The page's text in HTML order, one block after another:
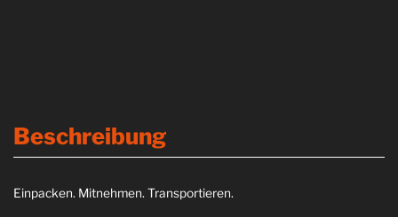
Beschreibung
Einpacken. Mitnehmen. Transportieren.